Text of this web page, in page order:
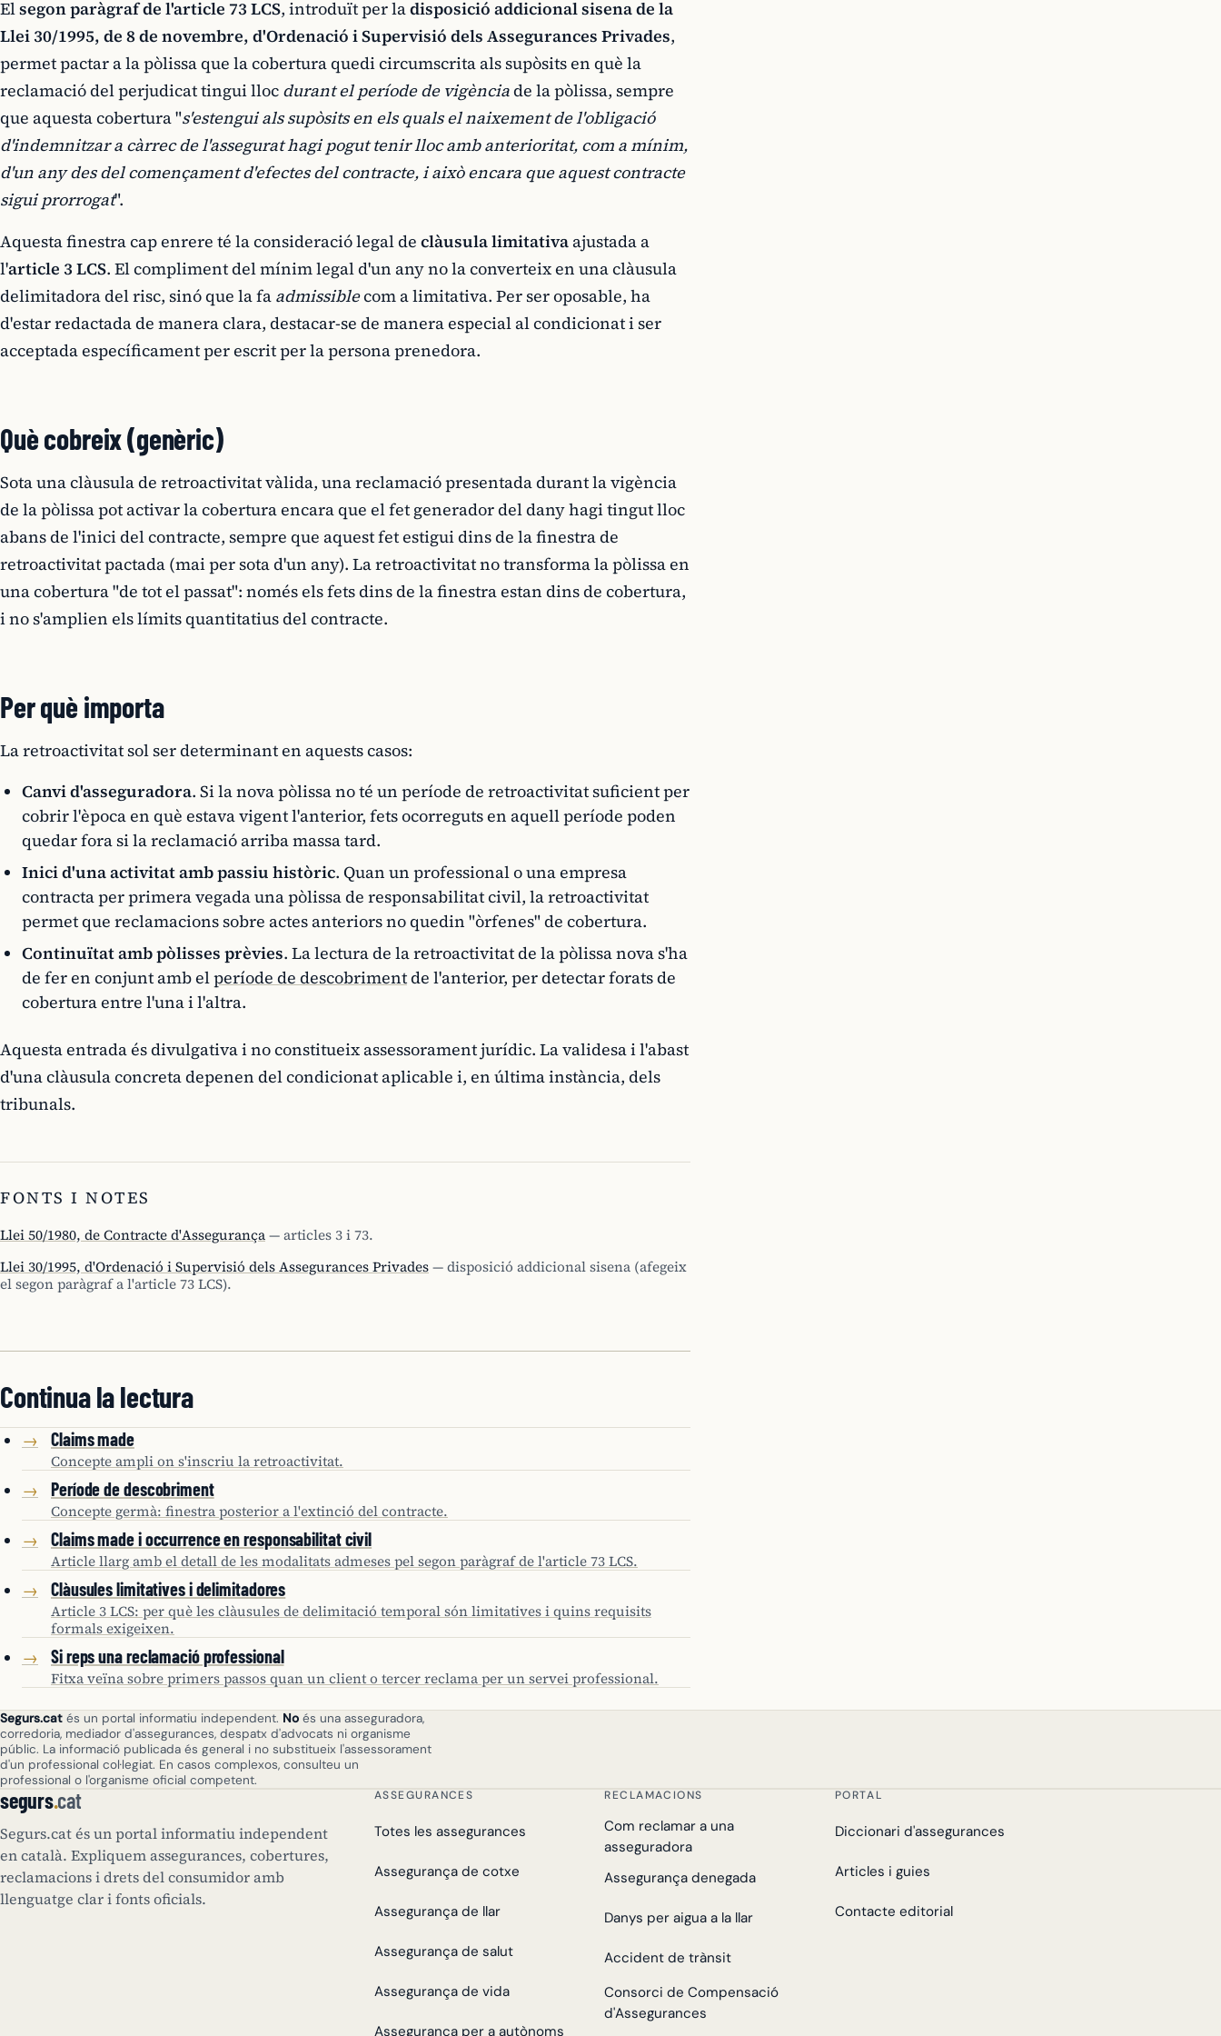
Elsegon paràgraf de l'article 73 LCS, introduït per ladisposició addicional sisena de la
Llei 30/1995, de 8 de novembre, d'Ordenació i Supervisió dels Assegurances Privades,
permet pactar a la pòlissa que la cobertura quedi circumscrita als supòsits en què la
reclamació del perjudicat tingui lloc durant el període de vigènciade la pòlissa, sempre
que aquesta cobertura "s'estengui als supòsits en els quals el naixement de l'obligació
d'indemnitzar a càrrec de l'assegurat hagi pogut tenir lloc amb anterioritat, com a mínim,
d'un any des del començament d'efectes del contracte, i això encara que aquest contracte
sigui prorrogat".
Aquesta finestra cap enrere té la consideració legal de clàusula limitativaajustada a
l'article 3 LCS. El compliment del mínim legal d'un any no la converteix en una clàusula
delimitadora del risc, sinó que la fa admissiblecom a limitativa. Per ser oposable, ha
d'estar redactada de manera clara, destacar-se de manera especial al condicionat i ser
acceptada específicament per escrit per la persona prenedora.
Què cobreix (genèric)
Sota una clàusula de retroactivitat vàlida, una reclamació presentada durant la vigència
de la pòlissa pot activar la cobertura encara que el fet generador del dany hagi tingut lloc
abans de l'inici del contracte, sempre que aquest fet estigui dins de la finestra de
retroactivitat pactada (mai per sota d'un any). La retroactivitat no transforma la pòlissa en
una cobertura "de tot el passat": només els fets dins de la finestra estan dins de cobertura,
i no s'amplien els límits quantitatius del contracte.
Per què importa
La retroactivitat sol ser determinant en aquests casos:
Canvi d'asseguradora. Si la nova pòlissa no té un període de retroactivitat suficient per
cobrir l'època en què estava vigent l'anterior, fets ocorreguts en aquell període poden
quedar fora si la reclamació arriba massa tard.
Inici d'una activitat amb passiu històric. Quan un professional o una empresa
contracta per primera vegada una pòlissa de responsabilitat civil, la retroactivitat
permet que reclamacions sobre actes anteriors no quedin "òrfenes" de cobertura.
Continuïtat amb pòlisses prèvies. La lectura de la retroactivitat de la pòlissa nova s'ha
de fer en conjunt amb elperíode de descobrimentde l'anterior, per detectar forats de
cobertura entre l'una i l'altra.
Aquesta entrada és divulgativa i no constitueix assessorament jurídic. La validesa i l'abast
d'una clàusula concreta depenen del condicionat aplicable i, en última instància, dels
tribunals.
FONTS I NOTES
Llei 50/1980, de Contracte d'Assegurança— articles 3 i 73.
Llei 30/1995, d'Ordenació i Supervisió dels Assegurances Privades— disposició addicional sisena (afegeix
el segon paràgraf a l'article 73 LCS).
Continua la lectura
→ Claims made
Concepte ampli on s'inscriu la retroactivitat.
→ Període de descobriment
Concepte germà: finestra posterior a l'extinció del contracte.
→ Claims made i occurrence en responsabilitat civil
Article llarg amb el detall de les modalitats admeses pel segon paràgraf de l'article 73 LCS.
→ Clàusules limitatives i delimitadores
Article 3 LCS: per què les clàusules de delimitació temporal són limitatives i quins requisits
formals exigeixen.
→ Si reps una reclamació professional
Fitxa veïna sobre primers passos quan un client o tercer reclama per un servei professional.
Segurs.cat és un portal informatiu independent. No és una asseguradora,
corredoria, mediador d'assegurances, despatx d'advocats ni organisme
públic. La informació publicada és general i no substitueix l'assessorament
d'un professional col·legiat. En casos complexos, consulteu un
professional o l'organisme oficial competent.
segurs.cat
Segurs.cat és un portal informatiu independent
en català. Expliquem assegurances, cobertures,
reclamacions i drets del consumidor amb
llenguatge clar i fonts oficials.
ASSEGURANCES
Totes les assegurances
Assegurança de cotxe
Assegurança de llar
Assegurança de salut
Assegurança de vida
Assegurança per a autònoms
RECLAMACIONS
Com reclamar a una
asseguradora
Assegurança denegada
Danys per aigua a la llar
Accident de trànsit
Consorci de Compensació
d'Assegurances
PORTAL
Diccionari d'assegurances
Articles i guies
Contacte editorial